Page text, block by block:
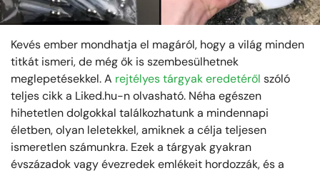
Kevés ember mondhatja el magáról, hogy a világ minden
titkát ismeri, de még ők is szembesülhetnek
meglepetésekkel. A rejtélyes tárgyak eredetéről szóló
teljes cikk a Liked.hu-n olvasható. Néha egészen
hihetetlen dolgokkal találkozhatunk a mindennapi
életben, olyan leletekkel, amiknek a célja teljesen
ismeretlen számunkra. Ezek a tárgyak gyakran
évszázadok vagy évezredek emlékeit hordozzák, és a